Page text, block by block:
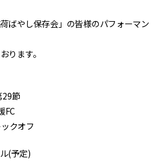
ばやし保存会」の皆様のパフォーマン
ります。
29節
FC
クオフ
(予定)